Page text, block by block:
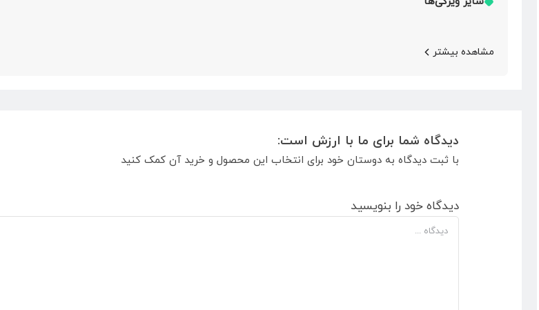
مشاهده بیشتر
دیدگاه شما برای ما با ارزش است:
با ثبت دیدگاه به دوستان خود برای انتخاب این محصول و خرید آن کمک کنید
دیدگاه خود را بنویسید
دیدگاه